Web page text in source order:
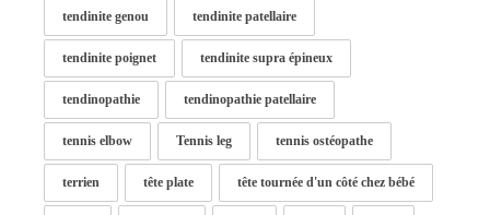
tendinite genou tendinite patellaire
tendinite poignet tendinite supra épineux
tendinopathie tendinopathie patellaire
tennis elbow Tennis leg tennis ostéopathe
terrien tête plate tête tournée d'un côté chez bébé